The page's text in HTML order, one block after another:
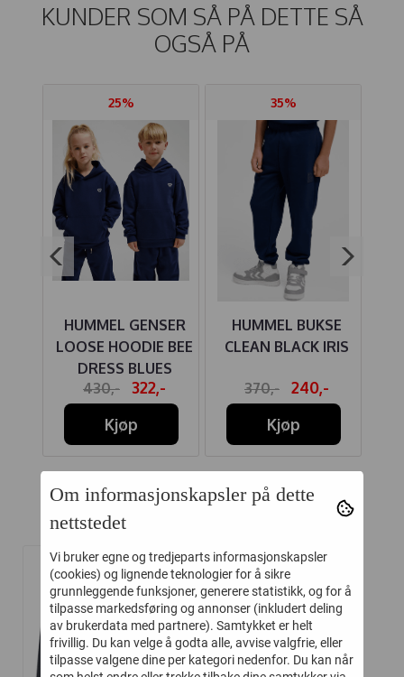
KUNDER SOM SÅ PÅ DETTE SÅ
OGSÅ PÅ
25%
HUMMEL GENSER
LOOSE HOODIE BEE
DRESS BLUES
430,-
322,-
Kjøp
35%
HUMMEL BUKSE
CLEAN BLACK IRIS
370,-
240,-
Kjøp
Relaterte produkter
-35%
Om informasjonskapsler på dette
nettstedet
Vi bruker egne og tredjeparts informasjonskapsler
(cookies) og lignende teknologier for å sikre
grunnleggende funksjoner, generere statistikk, og for å
tilpasse markedsføring og annonser (inkludert deling
av brukerdata med partnere). Samtykket er helt
frivillig. Du kan velge å godta alle, avvise valgfrie, eller
tilpasse valgene dine per kategori nedenfor. Du kan når